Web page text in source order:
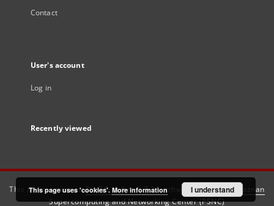
Contact
User's account
Log in
Recently viewed
This service runs onDInGO dLibra 6.3.21software created by
Poznan
Supercomputing and Networking Center (PSNC)
This page uses 'cookies'. More information I understand